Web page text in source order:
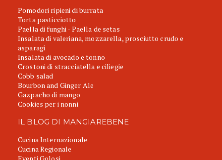
Pomodori ripieni di burrata
Torta pasticciotto
Paella di funghi - Paella de setas
Insalata di valeriana, mozzarella, prosciutto crudo e
asparagi
Insalata di avocado e tonno
Crostoni di stracciatella e ciliegie
Cobb salad
Bourbon and Ginger Ale
Gazpacho di mango
Cookies per i nonni
IL BLOG DI MANGIAREBENE
Cucina Internazionale
Cucina Regionale
Eventi Golosi